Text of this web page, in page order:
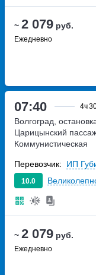
~ 2 079 руб.
Ежедневно
07:40 4ч
~ 2 079 руб.
Ежедневно
Волгоград,
Царицынский
Коммунистическая
10.0
Перевозчик: ИП